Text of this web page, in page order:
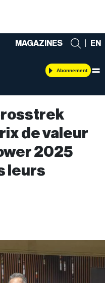
MAGAZINES EN
Abonnement
de valeur
2025
leurs